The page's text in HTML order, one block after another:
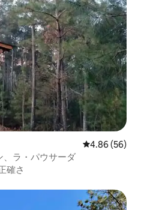
レビュー56
4.86 (56)
、ラ・パウサーダ
確さ